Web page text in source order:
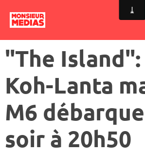
"The Island":
Koh-Lanta
M6
soir à 20h50